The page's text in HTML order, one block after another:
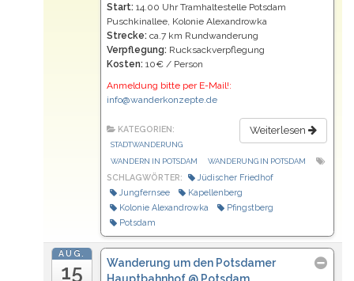
Start: 14.00 Uhr Tramhaltestelle Potsdam
Puschkinallee, Kolonie Alexandrowka
Strecke: ca.7 km Rundwanderung
Verpflegung: Rucksackverpflegung
Kosten: 10€ / Person
Anmeldung bitte per E-Mail!:
info@wanderkonzepte.de
Weiterlesen
KATEGORIEN:
STADTWANDERUNG
WANDERN IN POTSDAM
WANDERUNG IN POTSDAM
SCHLAGWÖRTER:
Jüdischer Friedhof
Jungfernsee
Kapellenberg
Kolonie Alexandrowka
Pfingstberg
Potsdam
AUG.
15
Wanderung um den Potsdamer